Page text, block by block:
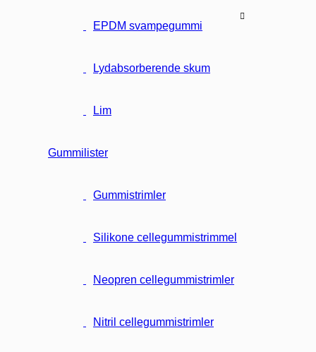
EPDM svampegummi
Lydabsorberende skum
Lim
Gummilister
Gummistrimler
Silikone cellegummistrimmel
Neopren cellegummistrimler
Nitril cellegummistrimler